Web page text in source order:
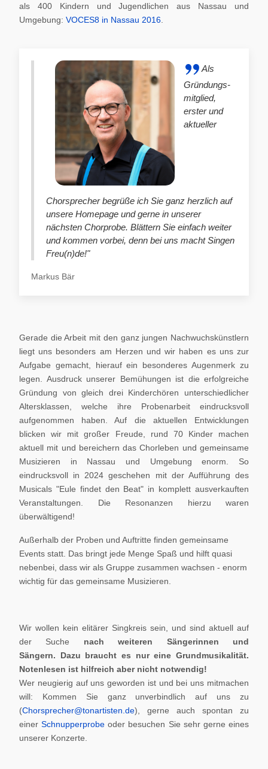
als 400 Kindern und Jugendlichen aus Nassau und
Umgebung: VOCES8 in Nassau 2016
Als
Gründungs-
mitglied,
erster und
aktueller
Chorsprecher begrüße ich Sie ganz herzlich auf
unsere Homepage und gerne in unserer
nächsten Chorprobe. Blättern Sie einfach weiter
und kommen vorbei, denn bei uns macht Singen
Freu(n)de!"
Markus Bär
Gerade die Arbeit mit den ganz jungen Nachwuchskünstlern
liegt uns besonders am Herzen und wir haben es uns zur
Aufgabe gemacht, hierauf ein besonderes Augenmerk zu
legen. Ausdruck unserer Bemühungen ist die erfolgreiche
Gründung von gleich drei Kinderchören unterschiedlicher
Altersklassen, welche ihre Probenarbeit eindrucksvoll
aufgenommen haben. Auf die aktuellen Entwicklungen
blicken wir mit großer Freude, rund 70 Kinder machen
aktuell mit und bereichern das Chorleben und gemeinsame
Musizieren in Nassau und Umgebung enorm. So
eindrucksvoll in 2024 geschehen mit der Aufführung des
Musicals "Eule findet den Beat" in komplett ausverkauften
Veranstaltungen. Die Resonanzen hierzu waren
überwältigend!
Außerhalb der Proben und Auftritte finden gemeinsame
Events statt. Das bringt jede Menge Spaß und hilft quasi
nebenbei, dass wir als Gruppe zusammen wachsen - enorm
wichtig für das gemeinsame Musizieren.
Wir wollen kein elitärer Singkreis sein, und sind aktuell auf
der Suche nach weiteren Sängerinnen und
Sängern. Dazu braucht es nur eine Grundmusikalität.
Notenlesen ist hilfreich aber nicht notwendig!
Wer neugierig auf uns geworden ist und bei uns mitmachen
will: Kommen Sie ganz unverbindlich auf uns zu
(Chorsprecher@tonartisten.de), gerne auch spontan zu
einerSchnupperprobe oder besuchen Sie sehr gerne eines
unserer Konzerte.